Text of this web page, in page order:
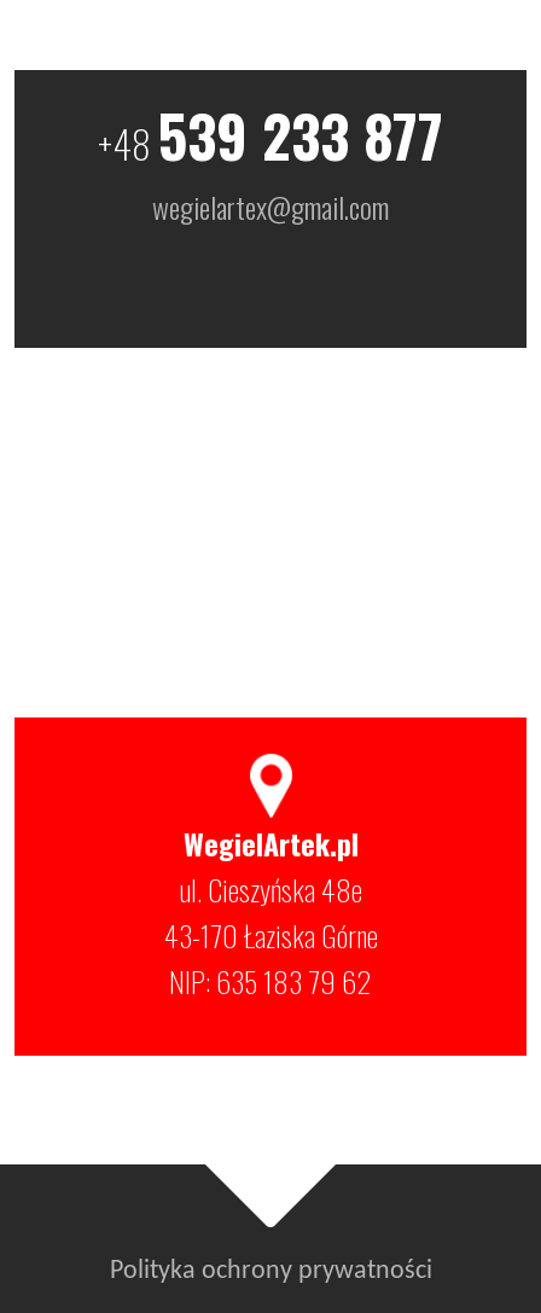
+48 539 233 877
wegielartex@gmail.com
WegielArtek.pl
ul. Cieszyńska 48e
43-170 Łaziska Górne
NIP: 635 183 79 62
Polityka ochrony prywatności